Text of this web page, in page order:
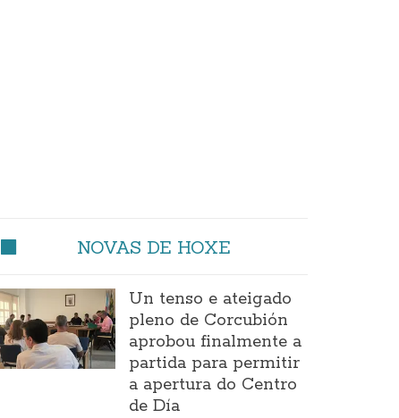
NOVAS DE HOXE
Un tenso e ateigado
pleno de Corcubión
aprobou finalmente a
partida para permitir
a apertura do Centro
de Día